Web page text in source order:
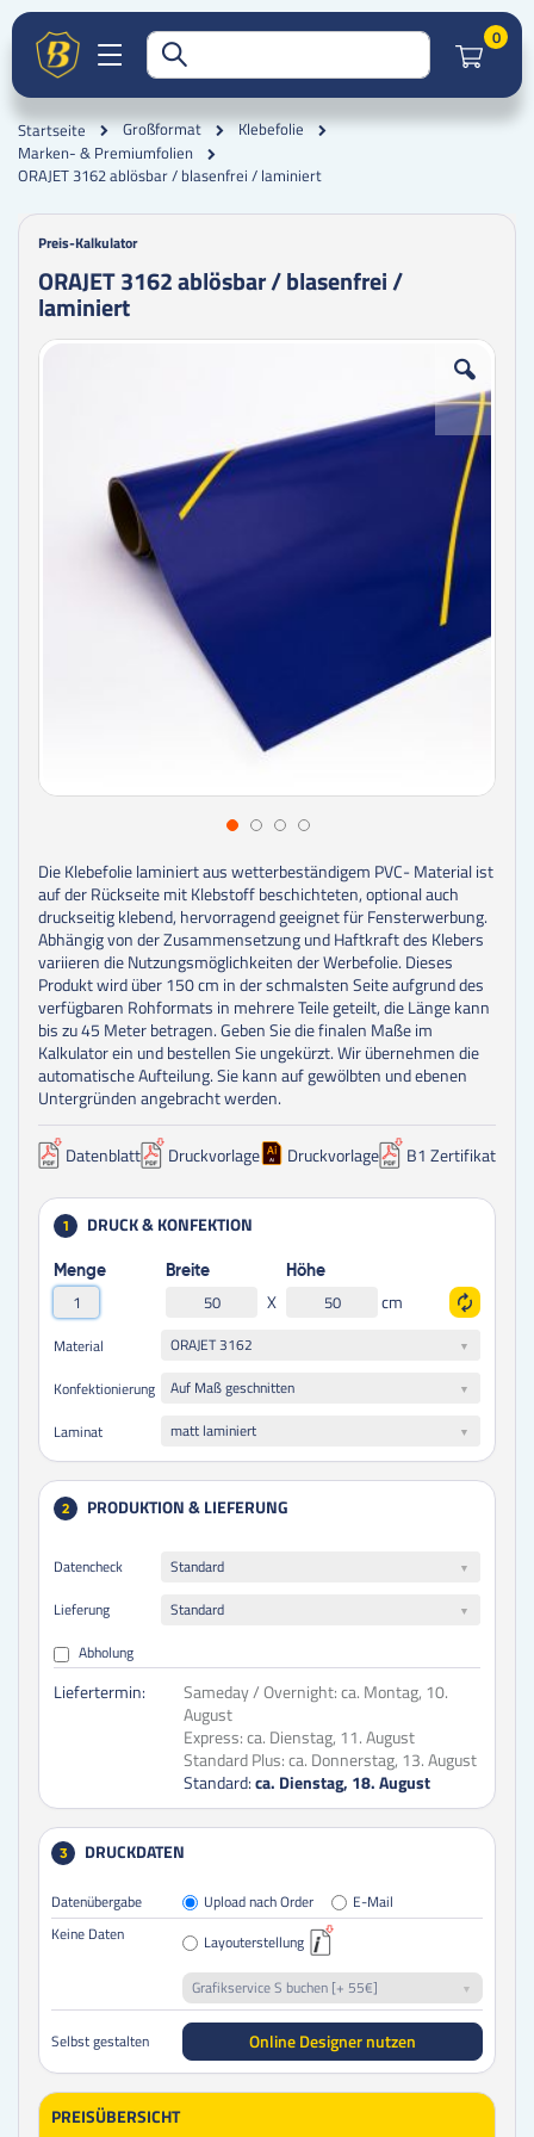
0
Startseite Großformat
Klebefolie
Marken- & Premiumfolien
ORAJET 3162 ablösbar / blasenfrei / laminiert
Preis-Kalkulator
ORAJET 3162 ablösbar / blasenfrei /
laminiert
Zum
Zum
Die Klebefolie laminiert aus wetterbeständigem PVC- Material ist
auf der Rückseite mit Klebstoff beschichteten, optional auch
druckseitig klebend, hervorragend geeignet für Fensterwerbung.
Abhängig von der Zusammensetzung und Haftkraft des Klebers
variieren die Nutzungsmöglichkeiten der Werbefolie. Dieses
Produkt wird über 150 cm in der schmalsten Seite aufgrund des
verfügbaren Rohformats in mehrere Teile geteilt, die Länge kann
bis zu 45 Meter betragen. Geben Sie die finalen Maße im
Kalkulator ein und bestellen Sie ungekürzt. Wir übernehmen die
automatische Aufteilung. Sie kann auf gewölbten und ebenen
Untergründen angebracht werden.
Datenblatt Druckvorlage Druckvorlage B1 Zertifikat
1 DRUCK & KONFEKTION
Menge Breite
X
Höhe
cm
Material
ORAJET 3162
Konfektionierung
Auf Maß geschnitten
Laminat
matt laminiert
2 PRODUKTION & LIEFERUNG
Datencheck
Standard
Lieferung
Standard
Abholung
Liefertermin: Sameday / Overnight:ca. Montag, 10.
August
Express:ca. Dienstag, 11. August
Standard Plus:ca. Donnerstag, 13. August
Standard:ca. Dienstag, 18. August
3 DRUCKDATEN
Datenübergabe Upload nach Order
E-Mail
Keine Daten
Layouterstellung
Grafikservice S buchen [+ 55€]
Selbst gestalten Online Designer nutzen
PREISÜBERSICHT